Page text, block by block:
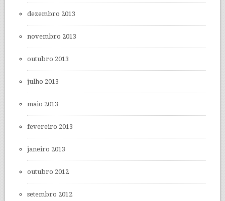
dezembro 2013
novembro 2013
outubro 2013
julho 2013
maio 2013
fevereiro 2013
janeiro 2013
outubro 2012
setembro 2012